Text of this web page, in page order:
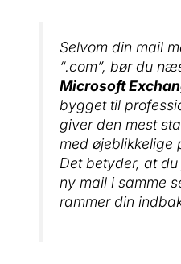
Selvom din mail
“.com”, bør du
Microsoft
bygget til
giver den mest
med øjeblikkelige
Det betyder, at
ny mail i samme
rammer din